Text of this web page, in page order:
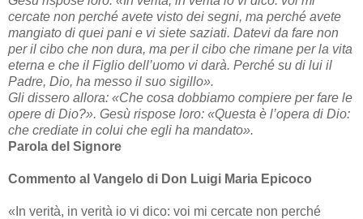
cercate non perché avete visto dei segni, ma perché avete
mangiato di quei pani e vi siete saziati. Datevi da fare non
per il cibo che non dura, ma per il cibo che rimane per la vita
eterna e che il Figlio dell’uomo vi darà. Perché su di lui il
Padre, Dio, ha messo il suo sigillo».
Gli dissero allora: «Che cosa dobbiamo compiere per fare le
opere di Dio?». Gesù rispose loro: «Questa è l’opera di Dio:
che crediate in colui che egli ha mandato».
Parola del Signore
Commento al Vangelo di Don Luigi Maria Epicoco
«In verità, in verità io vi dico: voi mi cercate non perché